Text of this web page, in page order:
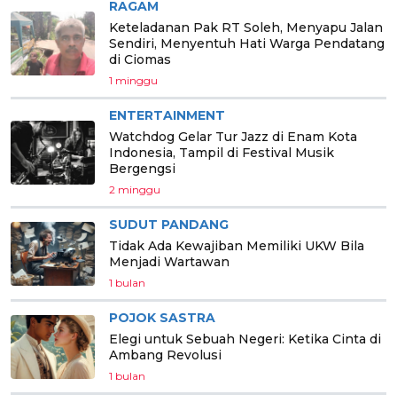
RAGAM
Keteladanan Pak RT Soleh, Menyapu Jalan
Sendiri, Menyentuh Hati Warga Pendatang
di Ciomas
1 minggu
ENTERTAINMENT
Watchdog Gelar Tur Jazz di Enam Kota
Indonesia, Tampil di Festival Musik
Bergengsi
2 minggu
SUDUT PANDANG
Tidak Ada Kewajiban Memiliki UKW Bila
Menjadi Wartawan
1 bulan
POJOK SASTRA
Elegi untuk Sebuah Negeri: Ketika Cinta di
Ambang Revolusi
1 bulan